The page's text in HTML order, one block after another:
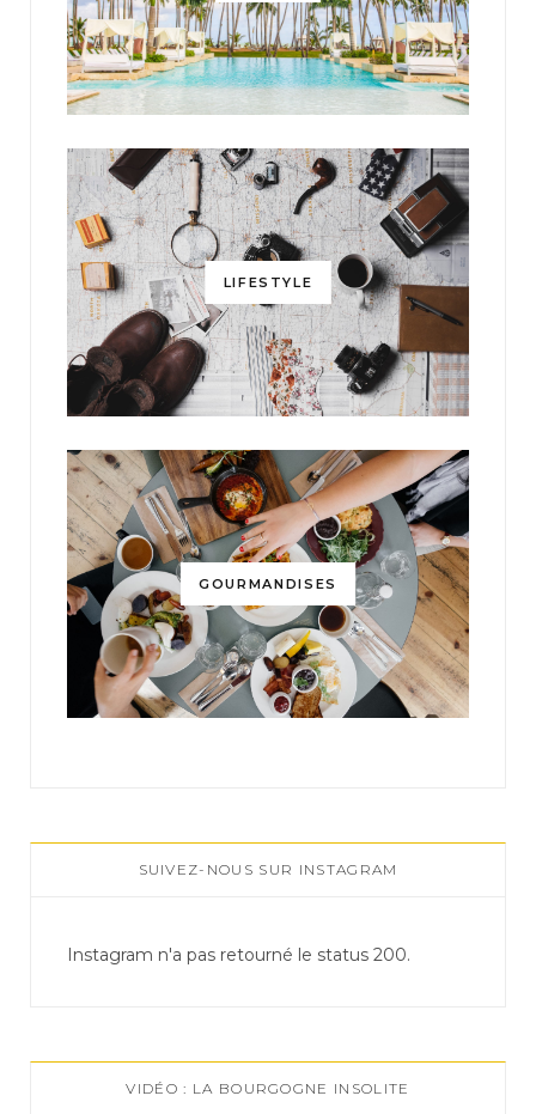
LIFESTYLE
GOURMANDISES
SUIVEZ-NOUS SUR INSTAGRAM
Instagram n'a pas retourné le status 200.
VIDÉO : LA BOURGOGNE INSOLITE